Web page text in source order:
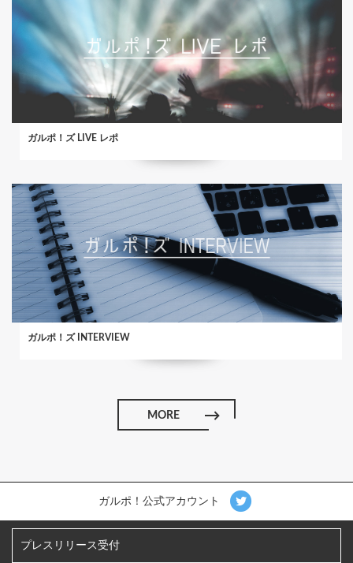
ガルポ！ズ LIVE レポ
ガルポ！ズ INTERVIEW
MORE
ガルポ！公式アカウント
プレスリリース受付